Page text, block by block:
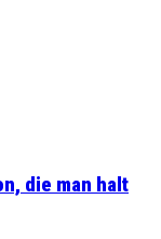
die man halt